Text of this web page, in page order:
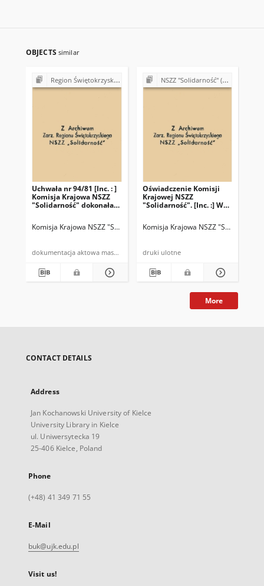
OBJECTS similar
Region Świętokrzyski NSZZ "Solidarność". Delegatura Ostrowiec Świętokrzyski (1980-1981)
Uchwała nr 94/81 [Inc. : ]
Komisja Krajowa NSZZ
"Solidarność" dokonała
Komisja Krajowa NSZZ "Solidarność"
dokumentacja aktowa maszynopis powielony
NSZZ "Solidarność" (1980-1981)
Oświadczenie Komisji
Krajowej NSZZ
"Solidarność". [Inc. :] W
postanowienie Sądu
Komisja Krajowa NSZZ "Solidarność"
druki ulotne
More
CONTACT DETAILS
Address
Jan Kochanowski University of Kielce
University Library in Kielce
ul. Uniwersytecka 19
25-406 Kielce, Poland
Phone
(+48) 41 349 71 55
E-Mail
buk@ujk.edu.pl
Visit us!